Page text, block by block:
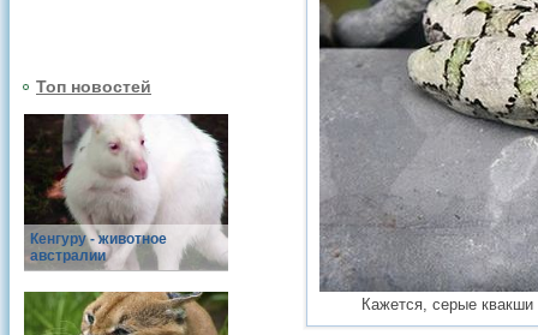
Топ новостей
Кенгуру - животное
австралии
Кажется, серые